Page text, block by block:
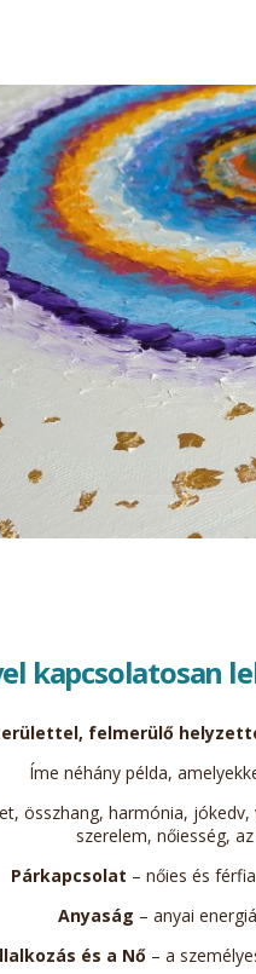
kapcsolatosan
felmerülő
Íme néhány példa,
összhang, harmónia,
szerelem, nőiesség,
Párkapcsolat – nőies és
Anyaság – anyai
és a Nő – a